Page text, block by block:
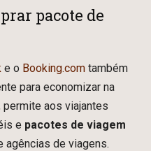
pacote de
e o Booking.com também
para economizar na
permite aos viajantes
e pacotes de viagem
agências de viagens.